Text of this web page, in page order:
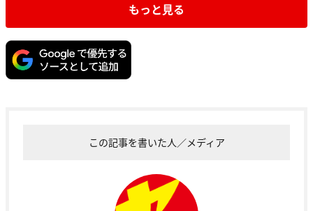
もっと見る
この記事を書いた人／メディア